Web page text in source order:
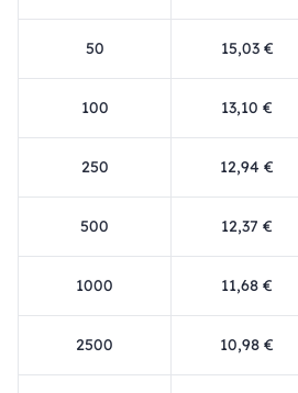
50 15,03 €
100 13,10 €
250 12,94 €
500 12,37 €
1000 11,68 €
2500 10,98 €